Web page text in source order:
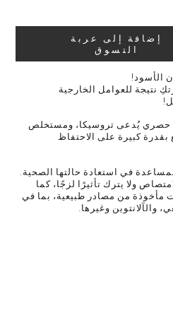
إضافة إلى عربة
التسوق
الأسود!
نتيجة للعوامل الخارجية
يُدعى تروسيكا، ومستخلص
كبيرة على الاحتفاظ
في استعادة حالتها الصحية.
ولا يترك تأثيرًا لزجًا، كما
مأخوذة من مصادر طبيعية، بما في
والآلانتوين وغيرها.